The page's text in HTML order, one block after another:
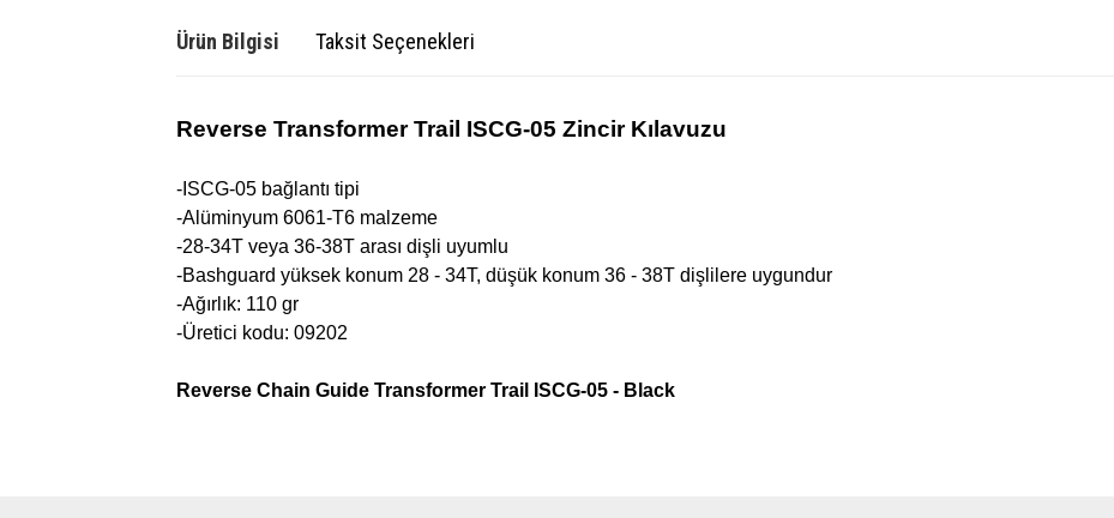
Ürün Bilgisi Taksit Seçenekleri
Reverse Transformer Trail ISCG-05 Zincir Kılavuzu
-ISCG-05 bağlantı tipi
-Alüminyum 6061-T6 malzeme
-28-34T veya 36-38T arası dişli uyumlu
-Bashguard yüksek konum 28 - 34T, düşük konum 36 - 38T dişlilere uygundur
-Ağırlık: 110 gr
-Üretici kodu: 09202
Reverse Chain Guide Transformer Trail ISCG-05 - Black